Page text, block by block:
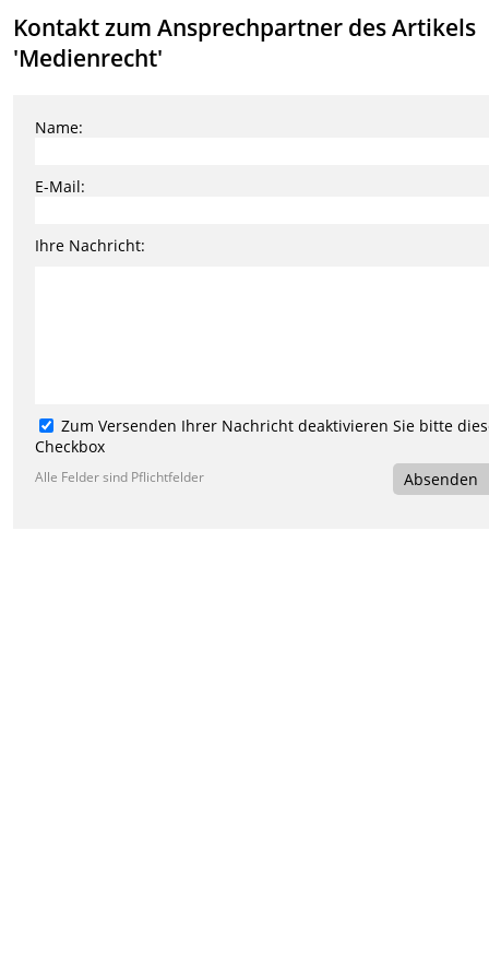
Kontakt zum Ansprechpartner des Artikels
'Medienrecht'
Name:
E-Mail:
Ihre Nachricht:
Zum Versenden Ihrer Nachricht deaktivieren Sie bitte
Checkbox
Alle Felder sind Pflichtfelder Absenden